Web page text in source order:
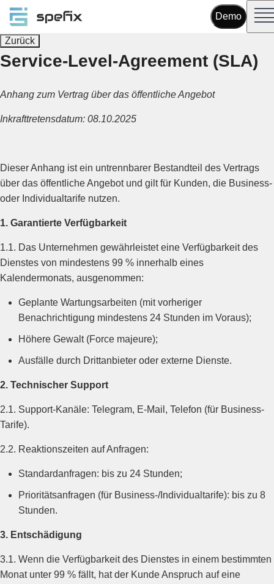
Demo
Zurück
Service-Level-Agreement (SLA)
Anhang zum Vertrag über das öffentliche Angebot
Inkrafttretensdatum: 08.10.2025
Dieser Anhang ist ein untrennbarer Bestandteil des Vertrags
über das öffentliche Angebot und gilt für Kunden, die Business-
oder Individualtarife nutzen.
1. Garantierte Verfügbarkeit
1.1. Das Unternehmen gewährleistet eine Verfügbarkeit des
Dienstes von mindestens 99 % innerhalb eines
Kalendermonats, ausgenommen:
Geplante Wartungsarbeiten (mit vorheriger
Benachrichtigung mindestens 24 Stunden im Voraus);
Höhere Gewalt (Force majeure);
Ausfälle durch Drittanbieter oder externe Dienste.
2. Technischer Support
2.1. Support-Kanäle: Telegram, E-Mail, Telefon (für Business-
Tarife).
2.2. Reaktionszeiten auf Anfragen:
Standardanfragen: bis zu 24 Stunden;
Prioritätsanfragen (für Business-/Individualtarife): bis zu 8
Stunden.
3. Entschädigung
3.1. Wenn die Verfügbarkeit des Dienstes in einem bestimmten
Monat unter 99 % fällt, hat der Kunde Anspruch auf eine